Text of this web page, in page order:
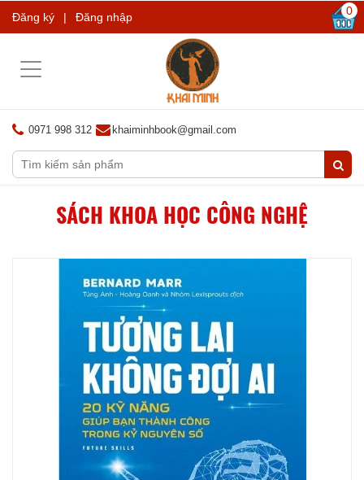
Đăng ký | Đăng nhập 0
Toggle
0971 998 312 khaiminhbook@gmail.com
SÁCH KHOA HỌC CÔNG NGHỆ